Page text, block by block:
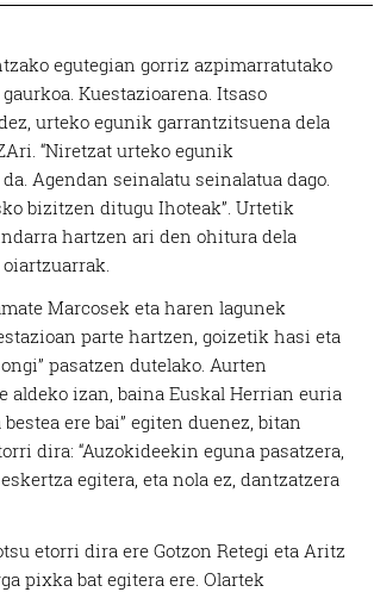
egutegian gorriz azpimarratutako
Kuestazioarena. Itsaso
urteko egunik garrantzitsuena dela
“Niretzat urteko egunik
Agendan seinalatu seinalatua dago.
bizitzen ditugu Ihoteak”. Urtetik
hartzen ari den ohitura dela
Marcosek eta haren lagunek
parte hartzen, goizetik hasi eta
pasatzen dutelako. Aurten
aldeko izan, baina Euskal Herrian euria
bestea ere bai” egiten duenez, bitan
dira: “Auzokideekin eguna pasatzera,
egitera, eta nola ez, dantzatzera
etorri dira ere Gotzon Retegi eta Aritz
pixka bat egitera ere. Olartek